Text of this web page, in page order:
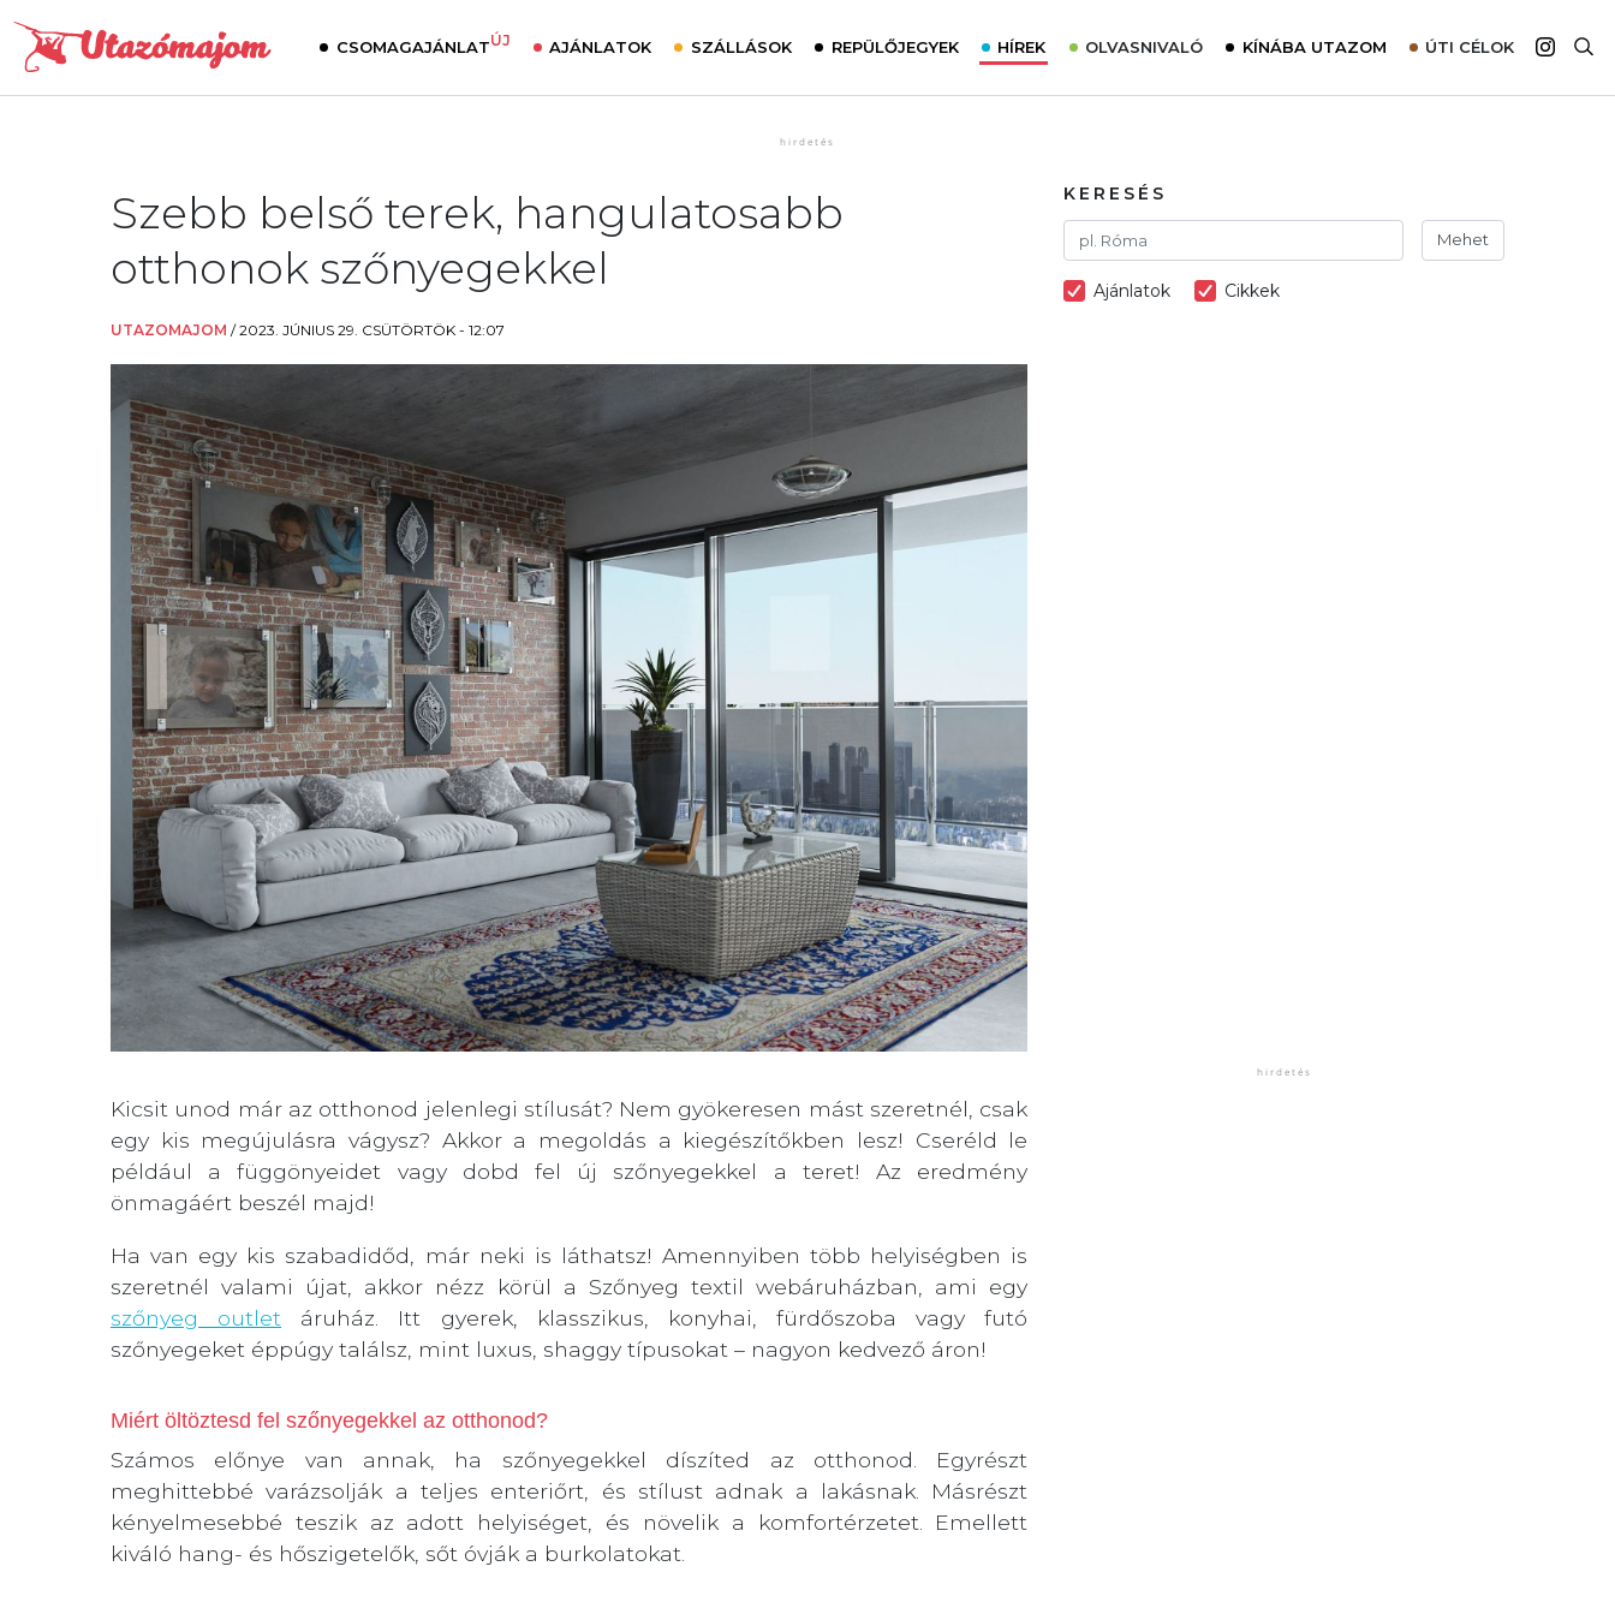
CSOMAGAJÁNLATÚJ AJÁNLATOK SZÁLLÁSOK REPÜLŐJEGYEK HÍREK OLVASNIVALÓ
Interjú
Élménybeszámolók
KÍNÁBA UTAZOM ÚTI CÉLOK
Ausztrália
Szebb belső terek, hangulatosabb
otthonok szőnyegekkel
UTAZOMAJOM /2023. JÚNIUS 29. CSÜTÖRTÖK - 12:07
Kicsit unod már az otthonod jelenlegi stílusát? Nem gyökeresen mást szeretnél, csak
egy kis megújulásra vágysz? Akkor a megoldás a kiegészítőkben lesz! Cseréld le
például a függönyeidet vagy dobd fel új szőnyegekkel a teret! Az eredmény
önmagáért beszél majd!
Ha van egy kis szabadidőd, már neki is láthatsz! Amennyiben több helyiségben is
szeretnél valami újat, akkor nézz körül a Szőnyeg textil webáruházban, ami egy
szőnyeg outlet áruház. Itt gyerek, klasszikus, konyhai, fürdőszoba vagy futó
szőnyegeket éppúgy találsz, mint luxus, shaggy típusokat – nagyon kedvező áron!
Miért öltöztesd fel szőnyegekkel az otthonod?
Számos előnye van annak, ha szőnyegekkel díszíted az otthonod. Egyrészt
meghittebbé varázsolják a teljes enteriőrt, és stílust adnak a lakásnak. Másrészt
kényelmesebbé teszik az adott helyiséget, és növelik a komfortérzetet. Emellett
kiváló hang- és hőszigetelők, sőt óvják a burkolatokat.
KERESÉS
Mehet
Ajánlatok Cikkek